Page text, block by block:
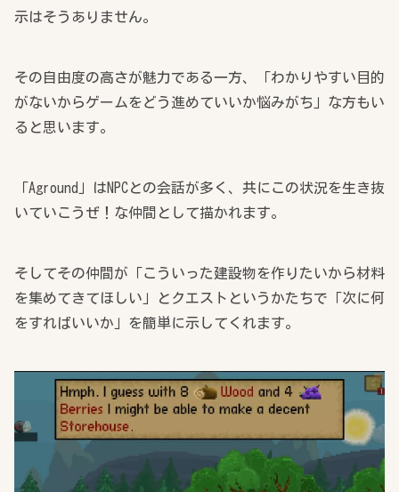
示はそうありません。
その自由度の高さが魅力である一方、「わかりやすい目的
がないからゲームをどう進めていいか悩みがち」な方もい
ると思います。
「Aground」はNPCとの会話が多く、共にこの状況を生き抜
いていこうぜ！な仲間として描かれます。
そしてその仲間が「こういった建設物を作りたいから材料
を集めてきてほしい」とクエストというかたちで「次に何
をすればいいか」を簡単に示してくれます。